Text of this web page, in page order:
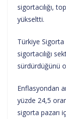
sigortacılığı,
yükseltti.
Türkiye Sigorta
sigortacılığı
sürdürdüğünü
Enflasyondan
yüzde 24,5
sigorta pazarı